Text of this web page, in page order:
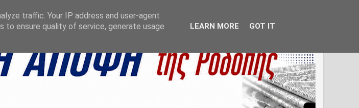
traffic. Your IP address and user-agent
to ensure quality of service, generate usage
LEARN MORE GOT IT